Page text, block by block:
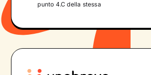
punto 4.C della stessa